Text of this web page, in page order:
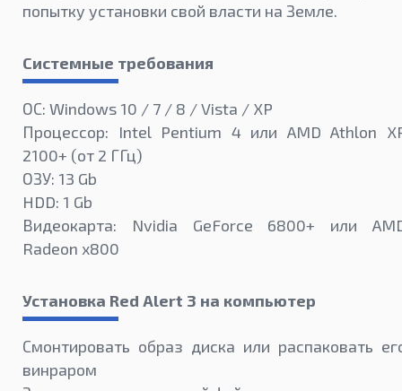
попытку установки свой власти на Земле.
Системные требования
ОС: Windows 10 / 7 / 8 / Vista / XP
Процессор: Intel Pentium 4 или AMD Athlon
2100+ (от 2 ГГц)
ОЗУ: 13 Gb
HDD: 1 Gb
Видеокарта: Nvidia GeForce 6800+ или
Radeon x800
Установка Red Alert 3 на компьютер
Смонтировать образ диска или распаковать
винраром